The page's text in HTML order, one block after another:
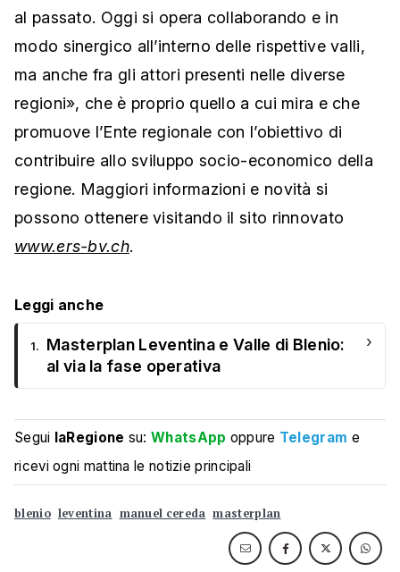
al passato. Oggi si opera collaborando e in
modo sinergico all’interno delle rispettive valli,
ma anche fra gli attori presenti nelle diverse
regioni», che è proprio quello a cui mira e che
promuove l’Ente regionale con l’obiettivo di
contribuire allo sviluppo socio-economico della
regione. Maggiori informazioni e novità si
possono ottenere visitando il sito rinnovato
www.ers-bv.ch.
Leggi anche
1.
Masterplan Leventina e Valle di Blenio:
al via la fase operativa
›
Segui laRegione su:WhatsApp oppure Telegram e
ricevi ogni mattina le notizie principali
blenio leventina manuel cereda masterplan